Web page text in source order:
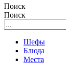
Поиск
Поиск
Шефы
Блюда
Места